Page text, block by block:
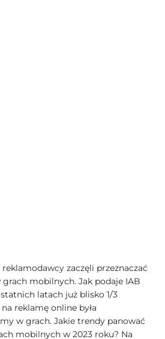
zaczęli przeznaczać
mobilnych. Jak podaje IAB
latach już blisko 1/3
reklamę online była
w grach. Jakie trendy panować
mobilnych w 2023 roku? Na